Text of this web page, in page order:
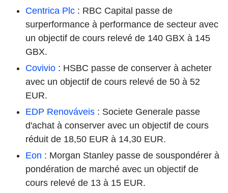
Centrica Plc : RBC Capital passe de
surperformance à performance de secteur avec
un objectif de cours relevé de 140 GBX à 145
GBX.
Covivio : HSBC passe de conserver à acheter
avec un objectif de cours relevé de 50 à 52
EUR.
EDP Renováveis : Societe Generale passe
d'achat à conserver avec un objectif de cours
réduit de 18,50 EUR à 14,30 EUR.
Eon : Morgan Stanley passe de souspondérer à
pondération de marché avec un objectif de
cours relevé de 13 à 15 EUR.